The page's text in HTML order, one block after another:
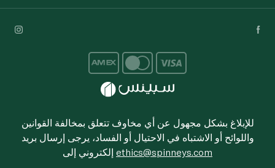
للإبلاغ بشكل مجهول عن أي مخاوف تتعلق بمخالفة القوانين
واللوائح أو الاشتباه في الاحتيال أو الفساد، يرجى إرسال بريد
ethics@spinneys.com